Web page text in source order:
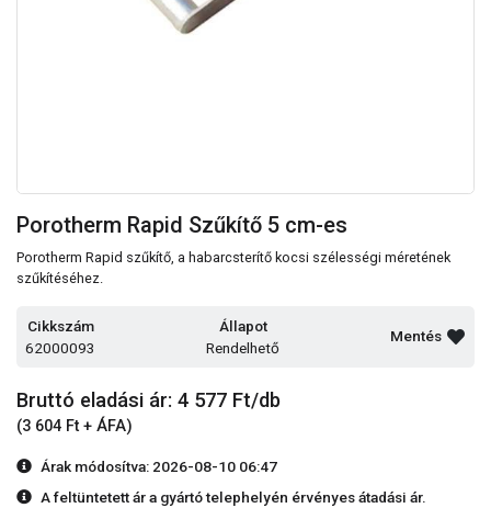
Porotherm Rapid Szűkítő 5 cm-es
Porotherm Rapid szűkítő, a habarcsterítő kocsi szélességi méretének
szűkítéséhez.
Cikkszám
62000093
Állapot
Rendelhető
Mentés
Bruttó eladási ár: 4 577 Ft/db
(3 604 Ft + ÁFA)
Árak módosítva: 2026-08-10 06:47
A feltüntetett ár a gyártó telephelyén érvényes átadási ár.